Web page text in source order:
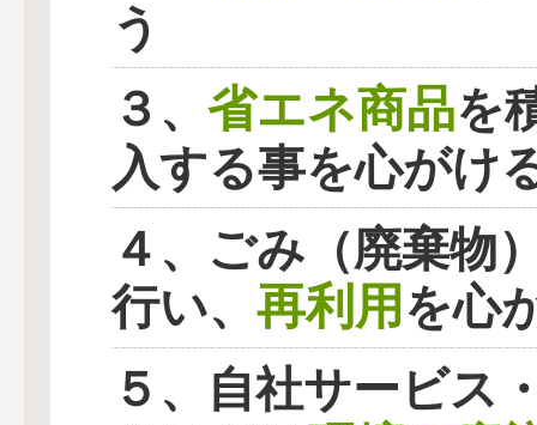
う
３、 省エネ商品を
入する事を心がけ
４、ごみ（廃棄物
行い、 再利用を心
５、自社サービス